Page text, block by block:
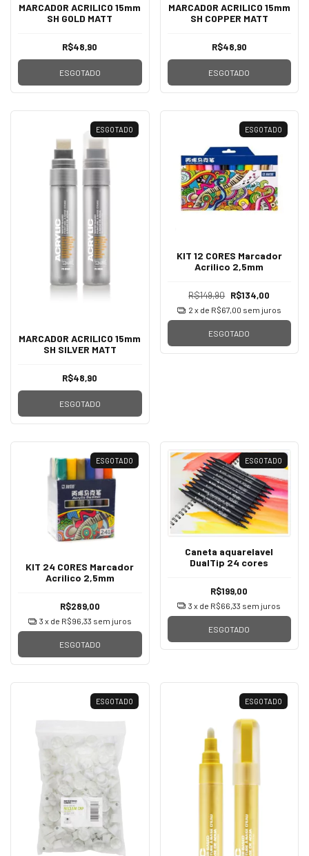
MARCADOR ACRILICO 15mm
SH GOLD MATT
R$48,90
ESGOTADO
MARCADOR ACRILICO 15mm
SH COPPER MATT
R$48,90
ESGOTADO
ESGOTADO
MARCADOR ACRILICO 15mm
SH SILVER MATT
R$48,90
ESGOTADO
ESGOTADO
KIT 12 CORES Marcador
Acrilico 2,5mm
R$149,90 R$134,00
2 x de R$67,00 sem juros
ESGOTADO
ESGOTADO
KIT 24 CORES Marcador
Acrilico 2,5mm
R$289,00
3 x de R$96,33 sem juros
ESGOTADO
ESGOTADO
Caneta aquarelavel
DualTip 24 cores
R$199,00
3 x de R$66,33 sem juros
ESGOTADO
ESGOTADO ESGOTADO